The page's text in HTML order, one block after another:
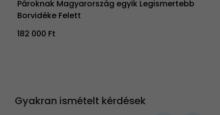
Pároknak Magyarország egyik Legismertebb
Borvidéke Felett
182 000 Ft
Gyakran ismételt kérdések